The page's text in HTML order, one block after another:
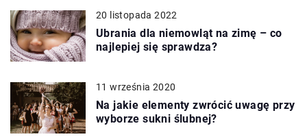
20 listopada 2022
Ubrania dla niemowląt na zimę – co
najlepiej się sprawdza?
11 września 2020
Na jakie elementy zwrócić uwagę przy
wyborze sukni ślubnej?